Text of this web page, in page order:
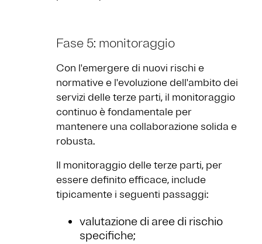
Fase 5: monitoraggio
Con l'emergere di nuovi rischi e
normative e l'evoluzione dell'ambito dei
servizi delle terze parti, il monitoraggio
continuo è fondamentale per
mantenere una collaborazione solida e
robusta.
Il monitoraggio delle terze parti, per
essere definito efficace, include
tipicamente i seguenti passaggi:
valutazione di aree di rischio
specifiche;